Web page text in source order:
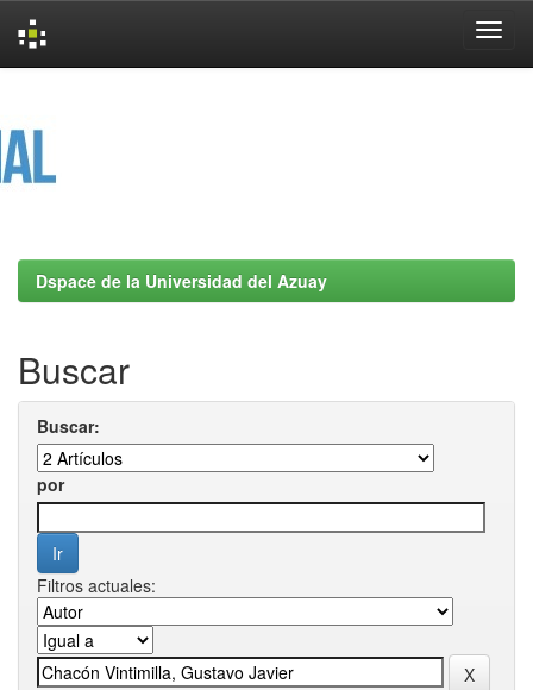
Dspace de la Universidad del Azuay
Buscar
Buscar:
por
Filtros actuales: